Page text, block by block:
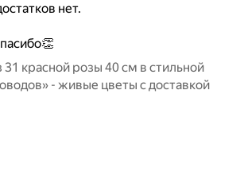
нет.
красной розы 40 см в стильной
- живые цветы с доставкой